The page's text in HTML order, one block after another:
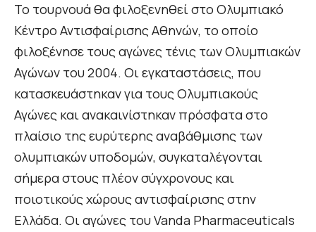
Το τουρνουά θα φιλοξενηθεί στο Ολυμπιακό
Κέντρο Αντισφαίρισης Αθηνών, το οποίο
φιλοξένησε τους αγώνες τένις των Ολυμπιακών
Αγώνων του 2004. Οι εγκαταστάσεις, που
κατασκευάστηκαν για τους Ολυμπιακούς
Αγώνες και ανακαινίστηκαν πρόσφατα στο
πλαίσιο της ευρύτερης αναβάθμισης των
ολυμπιακών υποδομών, συγκαταλέγονται
σήμερα στους πλέον σύγχρονους και
ποιοτικούς χώρους αντισφαίρισης στην
Ελλάδα. Οι αγώνες του Vanda Pharmaceuticals